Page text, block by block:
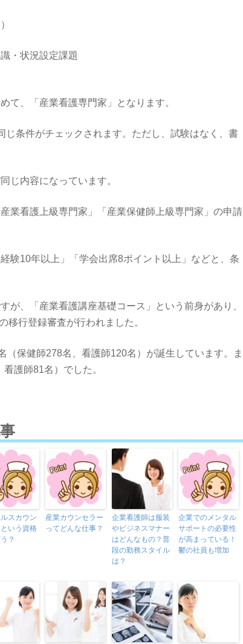
・状況設定課題
、「産業看護専門家」となります。
じ条件がチェックされます。ただし、試験はなく、書
じ内容になっています。
業看護上級専門家」「産業保健師上級専門家」の申請
験10年以上」「学会出席8ポイント以上」などと、条
が、「産業看護講座基礎コース」という前身があり、
移行登録審査が行われました。
（保健師278名、看護師120名）が誕生しています。ま
護師81名）でした。
スカウン
いう資格
？
産業カウンセラー
ってどんな仕事？
企業看護師は服装
やビジネスマナー
はどんなもの？普
段の勤務スタイル
は？
企業でのメンタル
サポートの必要性
が高まっている！
鬱の社員も増加